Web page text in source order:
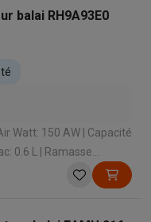
balai RH9A93E0
Watt: 150 AW | Capacité
0.6 L | Ramasse
de charge: 180 min